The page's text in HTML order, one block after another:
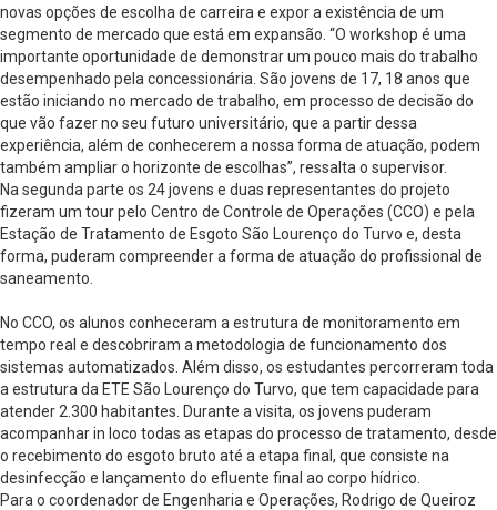
novas opções de escolha de carreira e expor a existência de um
segmento de mercado que está em expansão. “O workshop é uma
importante oportunidade de demonstrar um pouco mais do trabalho
desempenhado pela concessionária. São jovens de 17, 18 anos que
estão iniciando no mercado de trabalho, em processo de decisão do
que vão fazer no seu futuro universitário, que a partir dessa
experiência, além de conhecerem a nossa forma de atuação, podem
também ampliar o horizonte de escolhas”, ressalta o supervisor.
Na segunda parte os 24 jovens e duas representantes do projeto
fizeram um tour pelo Centro de Controle de Operações (CCO) e pela
Estação de Tratamento de Esgoto São Lourenço do Turvo e, desta
forma, puderam compreender a forma de atuação do profissional de
saneamento.
No CCO, os alunos conheceram a estrutura de monitoramento em
tempo real e descobriram a metodologia de funcionamento dos
sistemas automatizados. Além disso, os estudantes percorreram toda
a estrutura da ETE São Lourenço do Turvo, que tem capacidade para
atender 2.300 habitantes. Durante a visita, os jovens puderam
acompanhar in loco todas as etapas do processo de tratamento, desde
o recebimento do esgoto bruto até a etapa final, que consiste na
desinfecção e lançamento do efluente final ao corpo hídrico.
Para o coordenador de Engenharia e Operações, Rodrigo de Queiroz